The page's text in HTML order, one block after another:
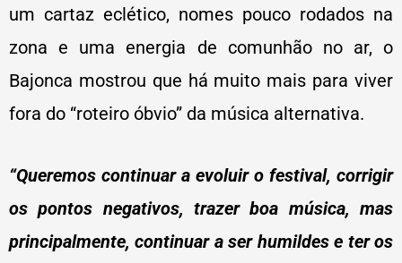
um cartaz eclético, nomes pouco rodados na
zona e uma energia de comunhão no ar, o
Bajonca mostrou que há muito mais para viver
fora do “roteiro óbvio” da música alternativa.
“Queremos continuar a evoluir o festival, corrigir
os pontos negativos, trazer boa música, mas
principalmente, continuar a ser humildes e ter os